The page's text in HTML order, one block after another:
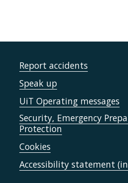
Report accidents
Speak up
UiT Operating messages
Security, Emergency
Protection
Cookies
Accessibility statement